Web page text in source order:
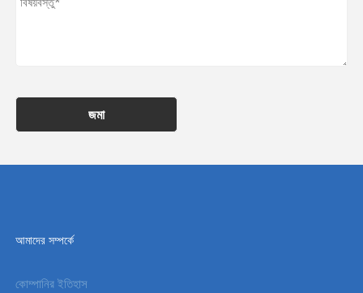
জমা
আমাদের সম্পর্কে
কোম্পানির ইতিহাস